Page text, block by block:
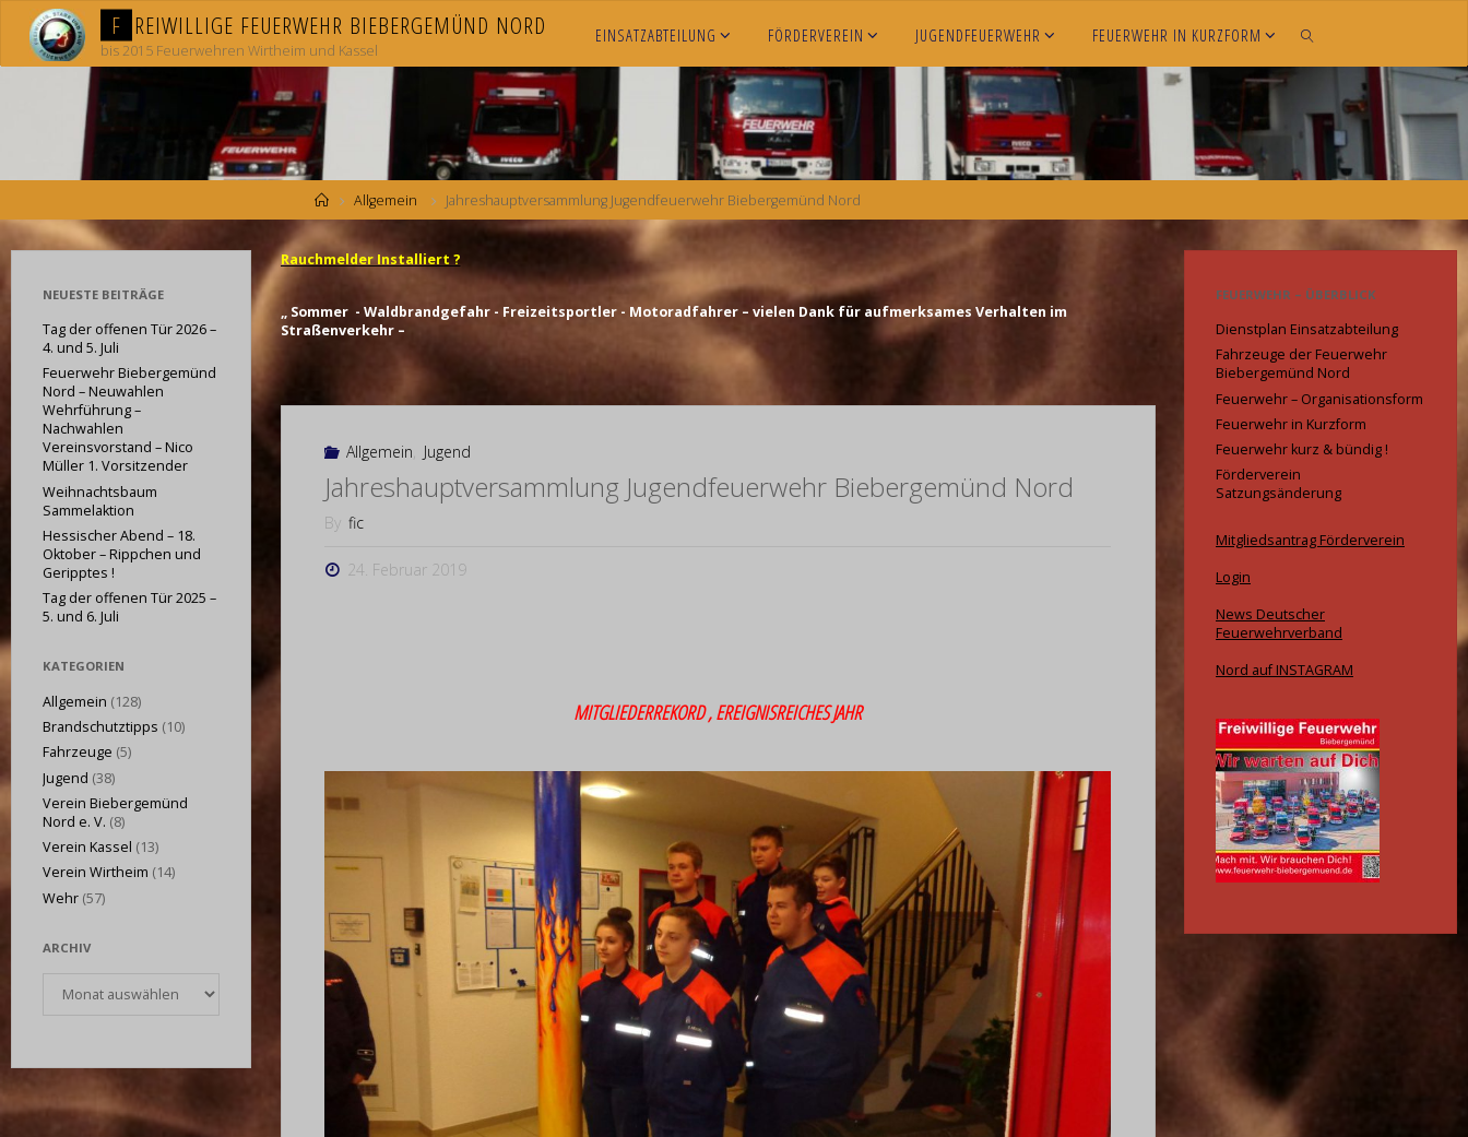
content
F REIWIL L IGE FEUERWEHR BIEBERGEMÜND NORD
bis 2015 Feuerwehren Wirtheim und Kassel
EINSATZABTEILUNG FÖRDERVEREIN JUGENDFEUERWEHR FEUERWEHR IN KURZFORM
HomeAllgemein Jahreshauptversammlung Jugendfeuerwehr Biebergemünd Nord
Rauchmelder Installiert ?
„ Sommer - Waldbrandgefahr - Freizeitsportler - Motoradfahrer – vielen Dank für aufmerksames Verhalten im
Straßenverkehr –
Allgemein Jugend
Jahreshauptversammlung Jugendfeuerwehr Biebergemünd Nord
By fic
24. Februar 2019
MITGLIEDERREKORD , EREIGNISREICHES JAHR
NEUESTE BEITRÄGE
Tag der offenen Tür 2026 –
4. und 5. Juli
Feuerwehr Biebergemünd
Nord – Neuwahlen
Wehrführung –
Nachwahlen
Vereinsvorstand – Nico
Müller 1. Vorsitzender
Weihnachtsbaum
Sammelaktion
Hessischer Abend – 18.
Oktober – Rippchen und
Geripptes !
Tag der offenen Tür 2025 –
5. und 6. Juli
KATEGORIEN
Allgemein (128)
Brandschutztipps (10)
Fahrzeuge (5)
Jugend (38)
Verein Biebergemünd
Nord e. V. (8)
Verein Kassel (13)
Verein Wirtheim (14)
Wehr (57)
ARCHIV
FEUERWEHR – ÜBERBLICK
Dienstplan Einsatzabteilung
Fahrzeuge der Feuerwehr
Biebergemünd Nord
Feuerwehr – Organisationsform
Feuerwehr in Kurzform
Feuerwehr kurz & bündig !
Förderverein
Satzungsänderung
Mitgliedsantrag Förderverein
Login
News Deutscher
Feuerwehrverband
Nord auf INSTAGRAM